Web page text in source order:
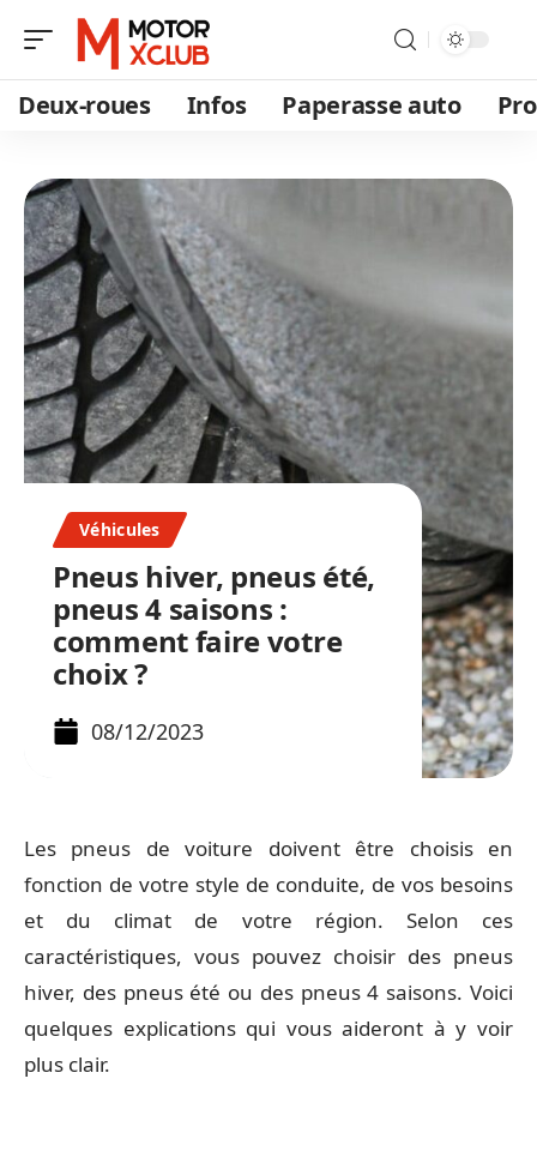
Deux-roues Infos Paperasse auto
Véhicules
Pneus hiver, pneus été,
pneus 4 saisons :
comment faire votre
choix ?
08/12/2023
Les pneus de voiture doivent être choisis en
fonction de votre style de conduite, de vos besoins
et du climat de votre région. Selon ces
caractéristiques, vous pouvez choisir des pneus
hiver, des pneus été ou des pneus 4 saisons. Voici
quelques explications qui vous aideront à y voir
plus clair.